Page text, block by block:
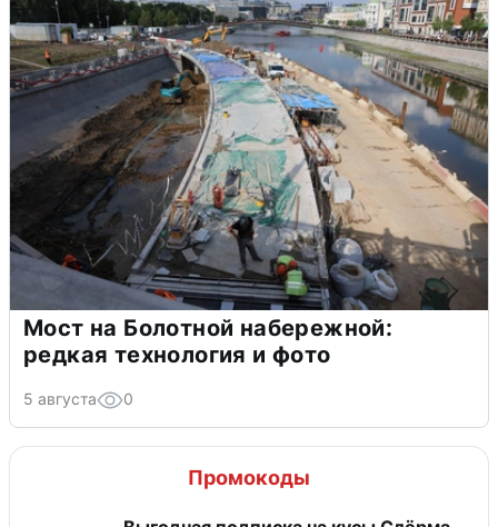
Мост на Болотной набережной:
редкая технология и фото
5 августа 0
Промокоды